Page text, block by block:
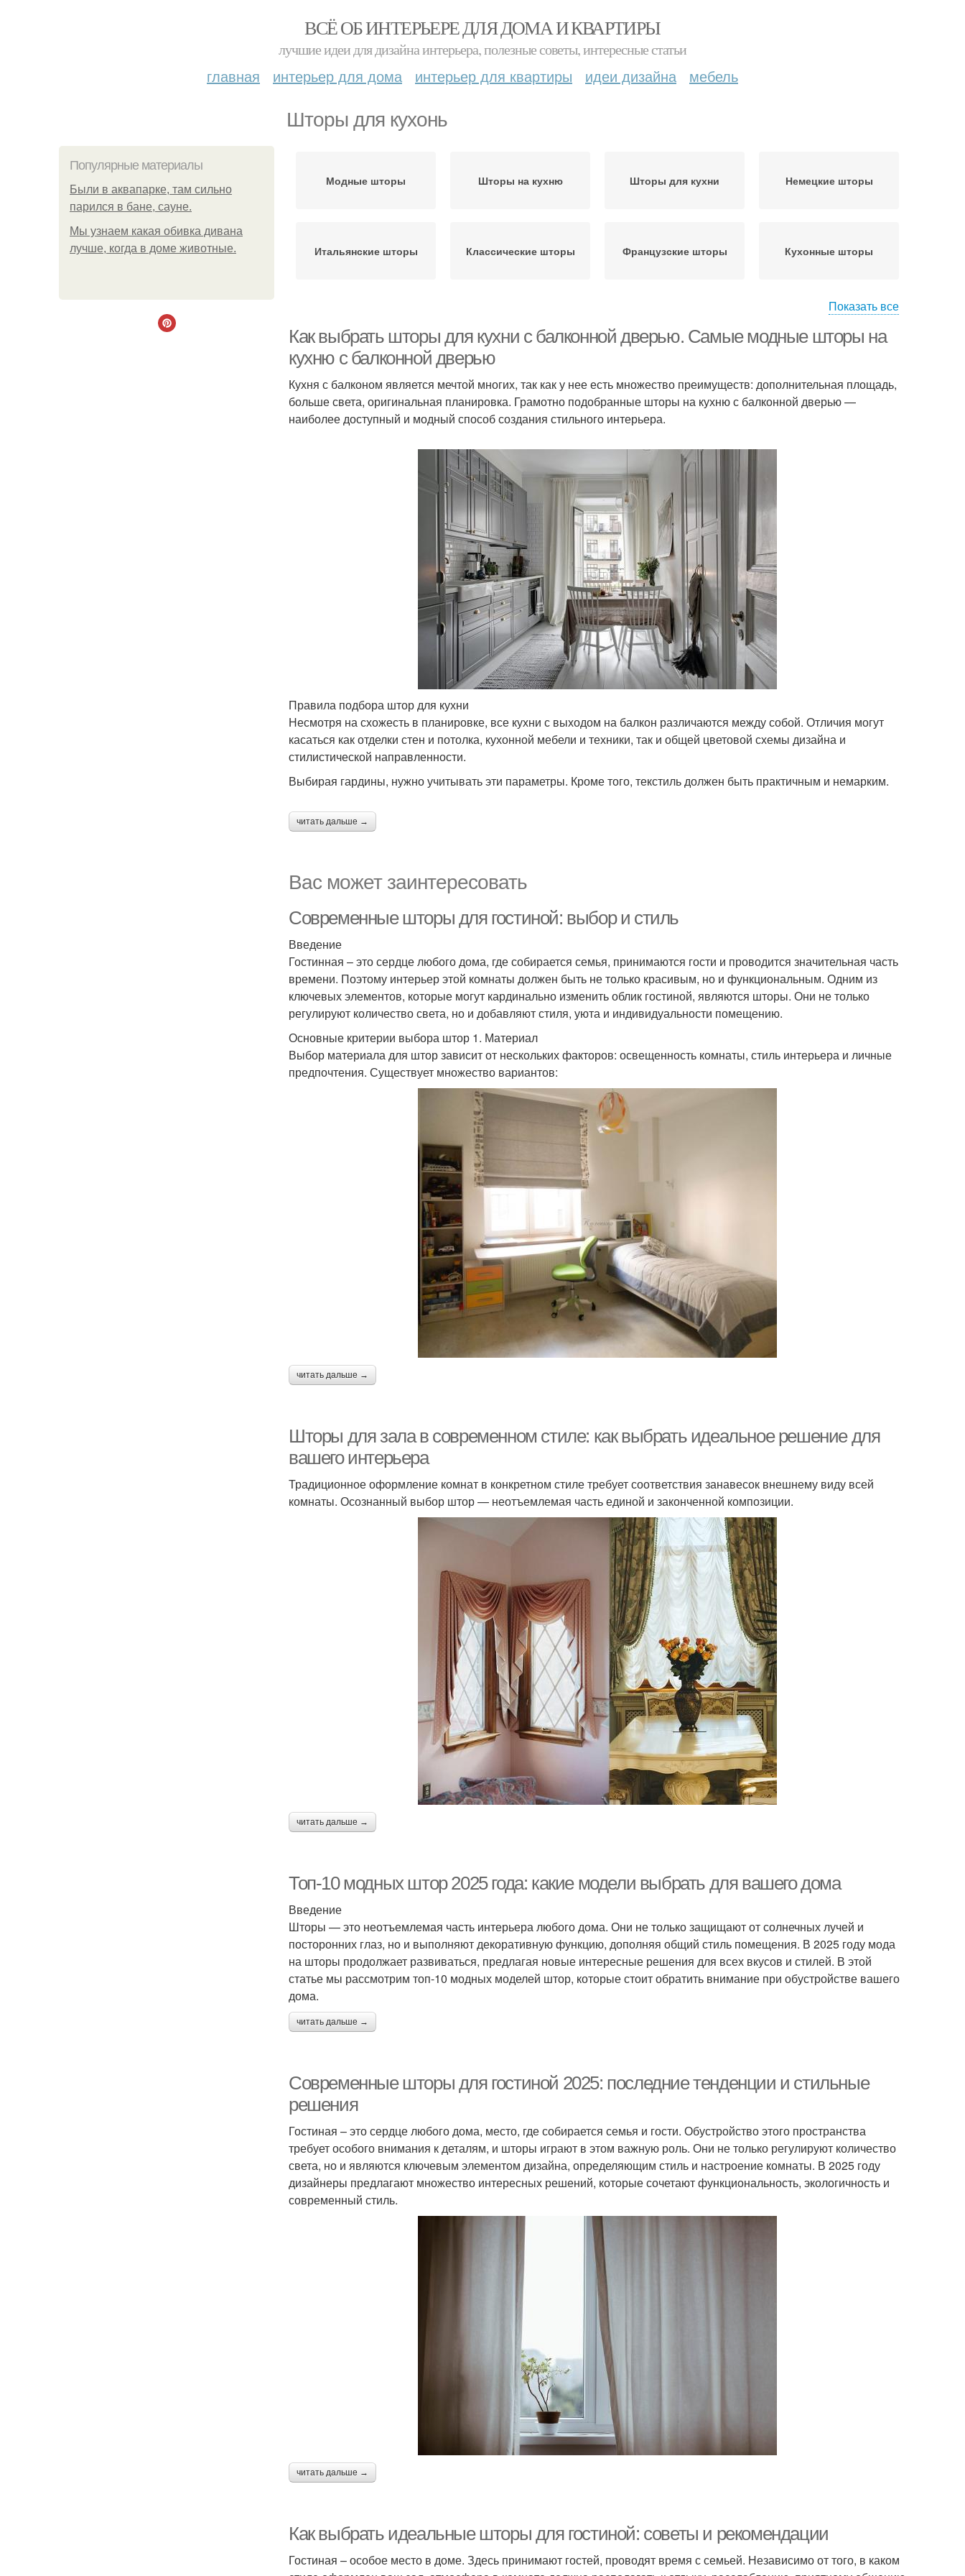
ВСЁ ОБ ИНТЕРЬЕРЕ ДЛЯ ДОМА И КВАРТИРЫ
лучшие идеи для дизайна интерьера, полезные советы, интересные статьи
главная интерьер для дома интерьер для квартиры идеи дизайна мебель
Шторы для кухонь
Популярные материалы
Были в аквапарке, там сильно
парился в бане, сауне.
Мы узнаем какая обивка дивана
лучше, когда в доме животные.
Модные шторы Шторы на кухню Шторы для кухни Немецкие шторы
Итальянские шторы Классические шторы Французские шторы Кухонные шторы
дверью
Балкон на кухне Занавески на кухню
Кухни с балконной
дверью
Ассиметричные шторы
Показать все
Как выбрать шторы для кухни с балконной дверью. Самые модные шторы на
кухню с балконной дверью
Кухня с балконом является мечтой многих, так как у нее есть множество преимуществ: дополнительная площадь,
больше света, оригинальная планировка. Грамотно подобранные шторы на кухню с балконной дверью —
наиболее доступный и модный способ создания стильного интерьера.
Правила подбора штор для кухни
Несмотря на схожесть в планировке, все кухни с выходом на балкон различаются между собой. Отличия могут
касаться как отделки стен и потолка, кухонной мебели и техники, так и общей цветовой схемы дизайна и
стилистической направленности.
Выбирая гардины, нужно учитывать эти параметры. Кроме того, текстиль должен быть практичным и немарким.
читать дальше →
Вас может заинтересовать
Современные шторы для гостиной: выбор и стиль
Введение
Гостинная – это сердце любого дома, где собирается семья, принимаются гости и проводится значительная часть
времени. Поэтому интерьер этой комнаты должен быть не только красивым, но и функциональным. Одним из
ключевых элементов, которые могут кардинально изменить облик гостиной, являются шторы. Они не только
регулируют количество света, но и добавляют стиля, уюта и индивидуальности помещению.
Основные критерии выбора штор 1. Материал
Выбор материала для штор зависит от нескольких факторов: освещенность комнаты, стиль интерьера и личные
предпочтения. Существует множество вариантов:
читать дальше →
Шторы для зала в современном стиле: как выбрать идеальное решение для
вашего интерьера
Традиционное оформление комнат в конкретном стиле требует соответствия занавесок внешнему виду всей
комнаты. Осознанный выбор штор — неотъемлемая часть единой и законченной композиции.
читать дальше →
Топ-10 модных штор 2025 года: какие модели выбрать для вашего дома
Введение
Шторы — это неотъемлемая часть интерьера любого дома. Они не только защищают от солнечных лучей и
посторонних глаз, но и выполняют декоративную функцию, дополняя общий стиль помещения. В 2025 году мода
на шторы продолжает развиваться, предлагая новые интересные решения для всех вкусов и стилей. В этой
статье мы рассмотрим топ-10 модных моделей штор, которые стоит обратить внимание при обустройстве вашего
дома.
читать дальше →
Современные шторы для гостиной 2025: последние тенденции и стильные
решения
Гостиная – это сердце любого дома, место, где собирается семья и гости. Обустройство этого пространства
требует особого внимания к деталям, и шторы играют в этом важную роль. Они не только регулируют количество
света, но и являются ключевым элементом дизайна, определяющим стиль и настроение комнаты. В 2025 году
дизайнеры предлагают множество интересных решений, которые сочетают функциональность, экологичность и
современный стиль.
читать дальше →
Как выбрать идеальные шторы для гостиной: советы и рекомендации
Гостиная – особое место в доме. Здесь принимают гостей, проводят время с семьей. Независимо от того, в каком